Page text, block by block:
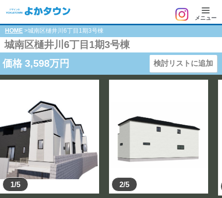
メニュー
HOME >城南区樋井川6丁目1期3号棟
城南区樋井川6丁目1期3号棟
価格 3,598万円 検討リストに追加
1/5 2/5